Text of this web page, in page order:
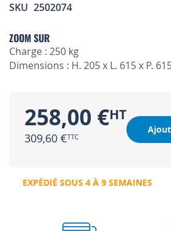
of
images
gallery
SKU 2502074
ZOOM SUR
Charge : 250 kg
Dimensions : H. 205 x L. 615 x P.
258,00 €
309,60 €
EXPÉDIÉ SOUS 4 À 9 SEMAINES